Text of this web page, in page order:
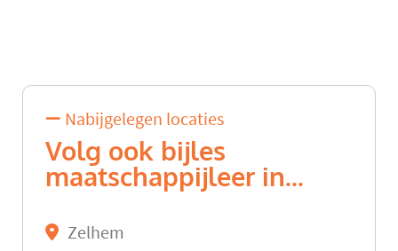
Nabijgelegen locaties
Volg ook bijles
maatschappijleer in...
Zelhem